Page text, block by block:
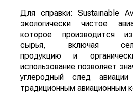
Для справки: Sustainable
экологически чистое
которое производится
сырья, включая
продукцию и
использование позволяет
углеродный след
традиционным авиационным